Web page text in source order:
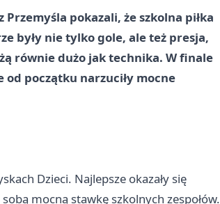
pokazali, że szkolna piłka
były nie tylko gole, ale też presja,
równie dużo jak technika. W finale
od początku narzuciły mocne
Dzieci. Najlepsze okazały się
mocną stawkę szkolnych zespołów.